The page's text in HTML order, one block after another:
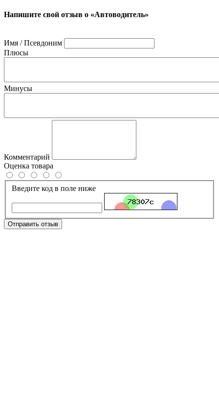
Напишите свой отзыв о «Автоводитель»
Имя / Псевдоним
Плюсы
Минусы
Комментарий
Оценка товара
Введите код в поле ниже
Отправить отзыв